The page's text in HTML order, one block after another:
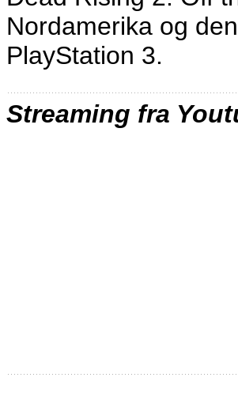
Nordamerika og
PlayStation 3.
Streaming fra